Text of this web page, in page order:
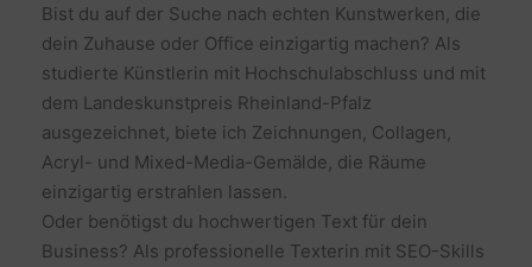
Bist du auf der Suche nach echten Kunstwerken, die
dein Zuhause oder Office einzigartig machen? Als
studierte Künstlerin mit Hochschulabschluss und mit
dem Landeskunstpreis Rheinland-Pfalz
ausgezeichnet, biete ich Zeichnungen, Collagen,
Acryl- und Mixed-Media-Gemälde, die Räume
einzigartig erstrahlen lassen.
Oder benötigst du hochwertigen Text für dein
Business? Als professionelle Texterin mit SEO-Skills